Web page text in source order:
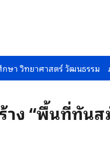
กษา วิทยาศาสตร์ วัฒนธรรม
าง “พื้นที่ทัน